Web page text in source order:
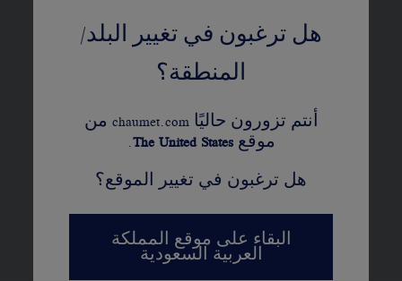
هل ترغبون في تغيير البلد/
المنطقة؟
أنتم تزورون حاليًا chaumet.com من
موقع TheUnited States
.
هل ترغبون في تغيير الموقع؟
البقاء على موقع المملكة
العربية السعودية
ماسات CHAUMET 'شوميه'
متطابق مع عملية كيمبرلي
المزيد من التفاصيل
الطول: 45 سم - ثلاثة خواتم قابلة
للتعديل: 39 و42 و45 سم
كمؤشر. هذه القيم غير تعاقدية